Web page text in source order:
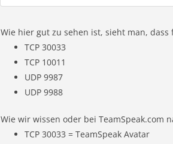
Wie hier gut zu sehen ist, sieht man,
TCP 30033
TCP 10011
UDP 9987
UDP 9988
Wie wir wissen oder bei TeamSpeak.com
TCP 30033 = TeamSpeak Avatar